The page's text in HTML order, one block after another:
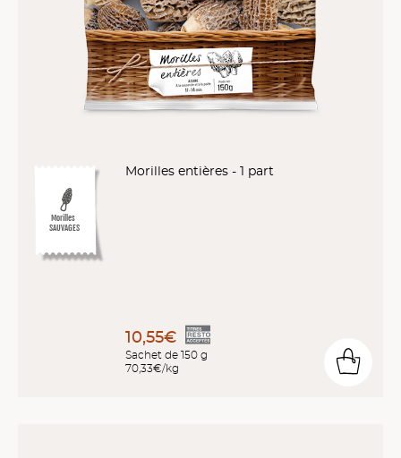
Morilles
SAUVAGES
Morilles entières - 1 part
10,55€
Sachet de 150 g
70,33€/kg